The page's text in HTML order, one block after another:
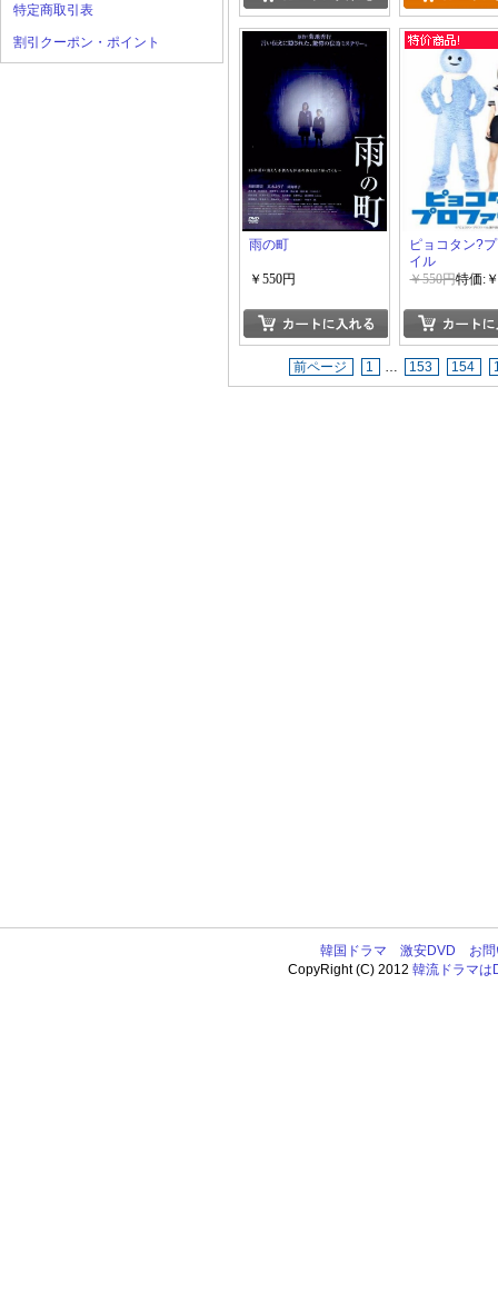
特定商取引表
割引クーポン・ポイント
雨の町
￥550円
ピョコタン?
イル
￥550円特価:
前ページ 1 … 153 154
韓国ドラマ 激安DVD
お
CopyRight (C) 2012韓流ドラマは